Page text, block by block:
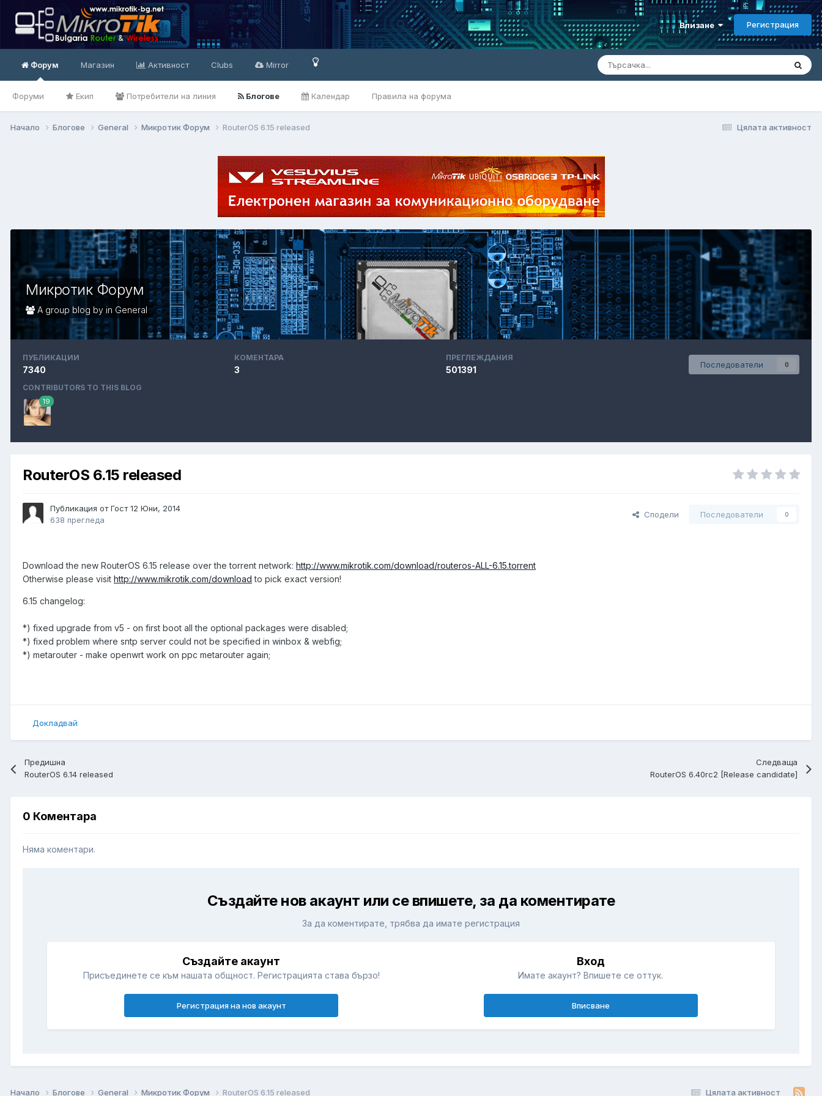
Влизане Регистрация
Форум
Форуми Екип Потребители на линия Блогове Календар Правила на форума
Магазин Активност Clubs Mirror
Цялата активност
Начало Блогове General Микротик Форум RouterOS 6.15 released
Микротик Форум
A group blog by in General
Последователи 0
ПУБЛИКАЦИИ
7340
КОМЕНТАРА
3
ПРЕГЛЕЖДАНИЯ
501391
CONTRIBUTORS TO THIS BLOG
19
RouterOS 6.15 released
Публикация от Гост12 Юни, 2014
638 прегледа
Сподели Последователи 0
Download the new RouterOS 6.15 release over the torrent network: http://www.mikrotik.com/download/routeros-ALL-6.15.torrent
Otherwise please visit http://www.mikrotik.com/download to pick exact version!
6.15 changelog:
*) fixed upgrade from v5 - on first boot all the optional packages were disabled;
*) fixed problem where sntp server could not be specified in winbox & webfig;
*) metarouter - make openwrt work on ppc metarouter again;
Докладвай
Предишна
RouterOS 6.14 released
Следваща
RouterOS 6.40rc2 [Release candidate]
0 Коментара
Няма коментари.
Създайте нов акаунт или се впишете, за да коментирате
За да коментирате, трябва да имате регистрация
Създайте акаунт
Присъединете се към нашата общност. Регистрацията става бързо!
Регистрация на нов акаунт
Вход
Имате акаунт? Впишете се оттук.
Вписване
Цялата активност
Начало Блогове General Микротик Форум RouterOS 6.15 released